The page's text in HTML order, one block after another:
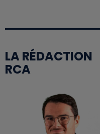
LA RÉDACTION
RCA